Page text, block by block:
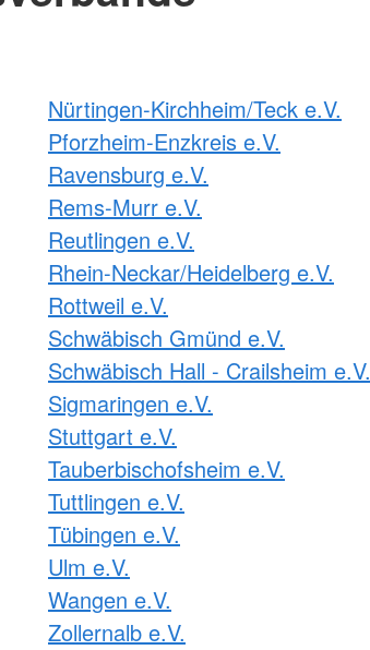
Nürtingen-Kirchheim/Teck e.V.
Pforzheim-Enzkreis e.V.
Ravensburg e.V.
Rems-Murr e.V.
Reutlingen e.V.
Rhein-Neckar/Heidelberg e.V.
Rottweil e.V.
Schwäbisch Gmünd e.V.
Schwäbisch Hall - Crailsheim e.V.
Sigmaringen e.V.
Stuttgart e.V.
Tauberbischofsheim e.V.
Tuttlingen e.V.
Tübingen e.V.
Ulm e.V.
Wangen e.V.
Zollernalb e.V.